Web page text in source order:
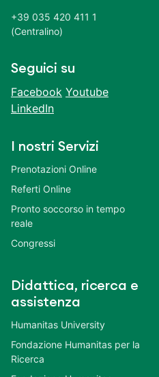
+39 035 420 411 1
(Centralino)
Seguici su
Facebook Youtube
LinkedIn
I nostri Servizi
Prenotazioni Online
Referti Online
Pronto soccorso in tempo
reale
Congressi
Didattica, ricerca e
assistenza
Humanitas University
Fondazione Humanitas per la
Ricerca